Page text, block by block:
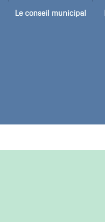
Le conseil municipal